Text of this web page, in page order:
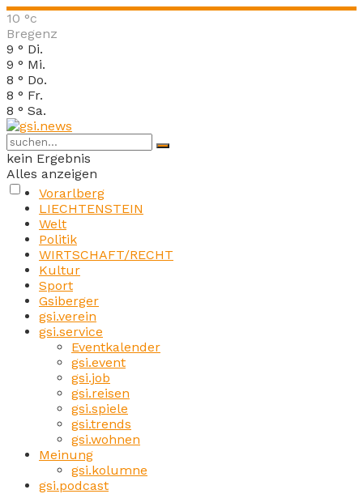
10 °c
Bregenz
9 ° Di.
9 ° Mi.
8 ° Do.
8 ° Fr.
8 ° Sa.
kein Ergebnis
Alles anzeigen
Vorarlberg
LIECHTENSTEIN
Welt
Politik
WIRTSCHAFT/RECHT
Kultur
Sport
Gsiberger
gsi.verein
gsi.service
Eventkalender
gsi.event
gsi.job
gsi.reisen
gsi.spiele
gsi.trends
gsi.wohnen
Meinung
gsi.kolumne
gsi.podcast